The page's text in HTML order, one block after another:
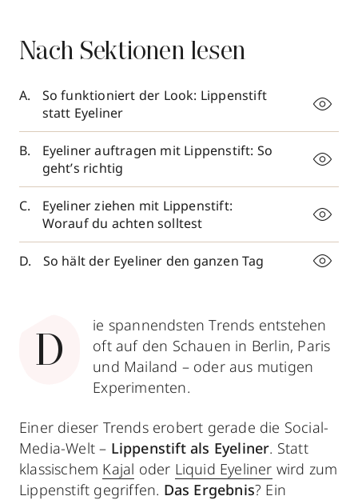
Nach Sektionen lesen
So funktioniert der Look: Lippenstift
statt Eyeliner
Eyeliner auftragen mit Lippenstift: So
geht’s richtig
Eyeliner ziehen mit Lippenstift:
Worauf du achten solltest
So hält der Eyeliner den ganzen Tag
D
ie spannendsten Trends entstehen
oft auf den Schauen in Berlin, Paris
und Mailand – oder aus mutigen
Experimenten.
Einer dieser Trends erobert gerade die Social-
Media-Welt – Lippenstift als Eyeliner. Statt
klassischem Kajal oder Liquid Eyeliner wird zum
Lippenstift gegriffen. Das Ergebnis? Ein